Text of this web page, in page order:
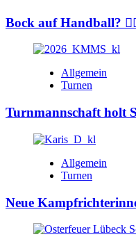
Bock auf Handball?
Allgemein
Turnen
Turnmannschaft holt
Allgemein
Turnen
Neue